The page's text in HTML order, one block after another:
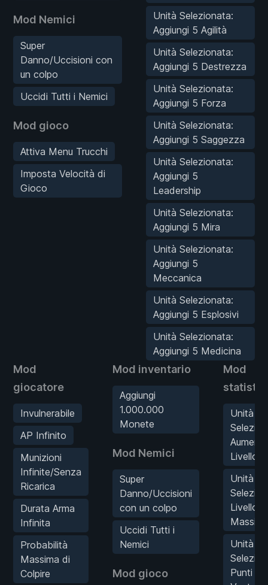
Mod Nemici
Super
Danno/Uccisioni con
un colpo
Uccidi Tutti i Nemici
Mod gioco
Attiva Menu Trucchi
Imposta Velocità di
Gioco
Unità Selezionata:
Aggiungi 5 Agilità
Unità Selezionata:
Aggiungi 5 Destrezza
Unità Selezionata:
Aggiungi 5 Forza
Unità Selezionata:
Aggiungi 5 Saggezza
Unità Selezionata:
Aggiungi 5
Leadership
Unità Selezionata:
Aggiungi 5 Mira
Unità Selezionata:
Aggiungi 5
Meccanica
Unità Selezionata:
Aggiungi 5 Esplosivi
Unità Selezionata:
Aggiungi 5 Medicina
Mod
giocatore
Invulnerabile
AP Infinito
Munizioni
Infinite/Senza
Ricarica
Durata Arma
Infinita
Probabilità
Massima di
Colpire
Mod inventario
Aggiungi
1.000.000
Monete
Mod Nemici
Super
Danno/Uccisioni
con un colpo
Uccidi Tutti i
Nemici
Mod gioco
Mod
Unità
Aumenta
Livello
Unità
Livello
Unità
Punti